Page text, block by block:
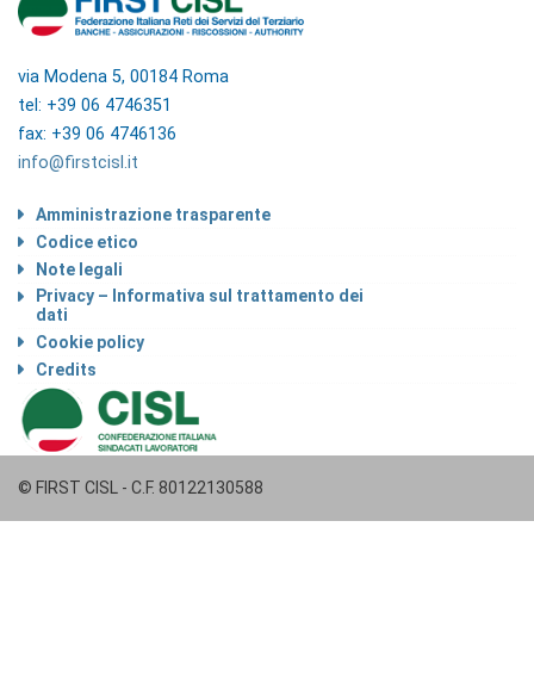
via Modena 5, 00184 Roma
tel: +39 06 4746351
fax: +39 06 4746136
info@firstcisl.it
Amministrazione trasparente
Codice etico
Note legali
Privacy – Informativa sul trattamento dei
dati
Cookie policy
Credits
© FIRST CISL - C.F. 80122130588